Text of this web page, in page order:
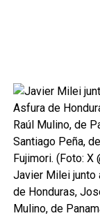
Javier Milei junto
de Honduras,
Mulino, de